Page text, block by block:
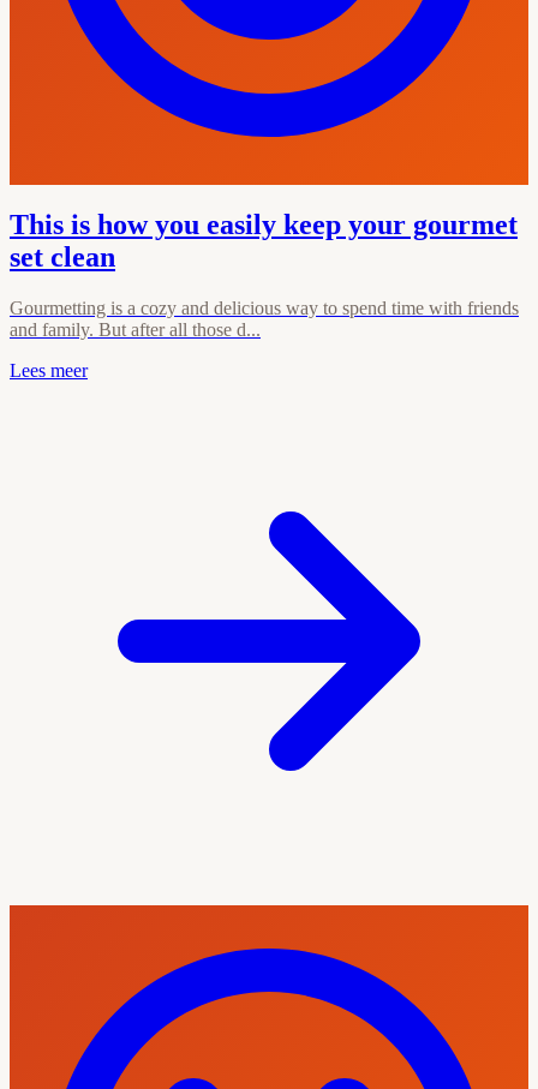
This is how you easily keep your gourmet
set clean
Gourmetting is a cozy and delicious way to spend time with friends
and family. But after all those d...
Lees meer